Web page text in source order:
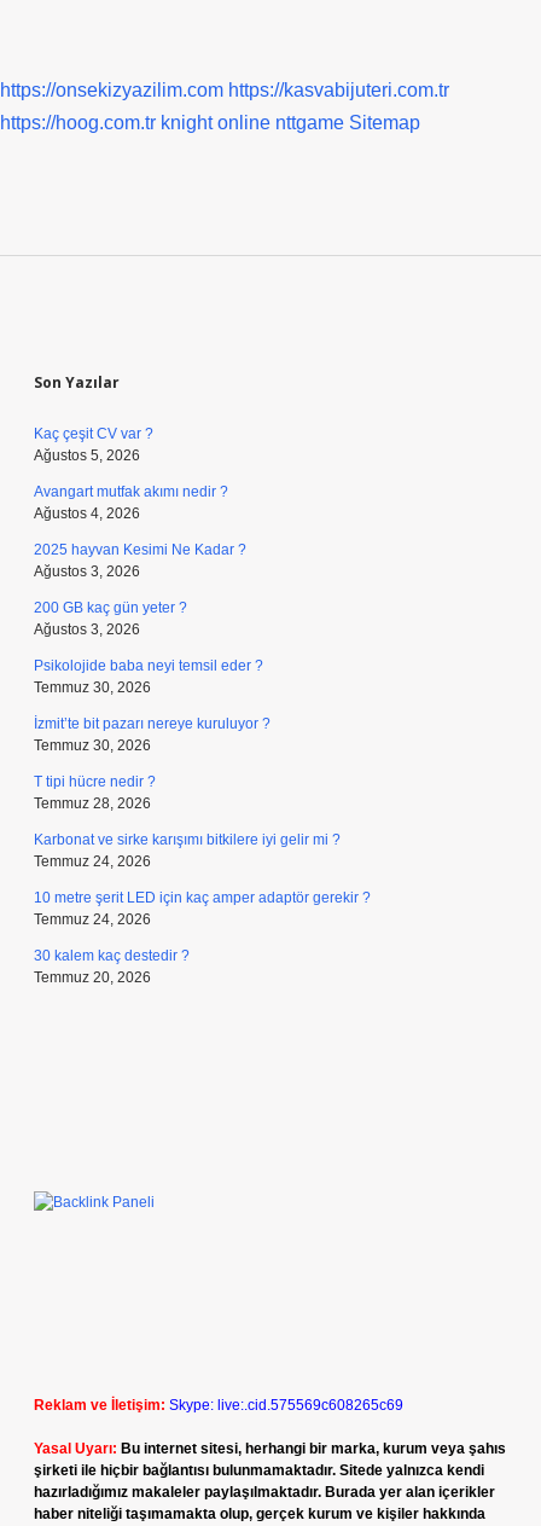
https://onsekizyazilim.com https://kasvabijuteri.com.tr
https://hoog.com.tr knight online nttgame Sitemap
Son Yazılar
Kaç çeşit CV var ?
Ağustos 5, 2026
Avangart mutfak akımı nedir ?
Ağustos 4, 2026
2025 hayvan Kesimi Ne Kadar ?
Ağustos 3, 2026
200 GB kaç gün yeter ?
Ağustos 3, 2026
Psikolojide baba neyi temsil eder ?
Temmuz 30, 2026
İzmit’te bit pazarı nereye kuruluyor ?
Temmuz 30, 2026
T tipi hücre nedir ?
Temmuz 28, 2026
Karbonat ve sirke karışımı bitkilere iyi gelir mi ?
Temmuz 24, 2026
10 metre şerit LED için kaç amper adaptör gerekir ?
Temmuz 24, 2026
30 kalem kaç destedir ?
Temmuz 20, 2026
Reklam ve İletişim: Skype: live:.cid.575569c608265c69
Yasal Uyarı: Bu internet sitesi, herhangi bir marka, kurum veya şahıs
şirketi ile hiçbir bağlantısı bulunmamaktadır. Sitede yalnızca kendi
hazırladığımız makaleler paylaşılmaktadır. Burada yer alan içerikler
haber niteliği taşımamakta olup, gerçek kurum ve kişiler hakkında